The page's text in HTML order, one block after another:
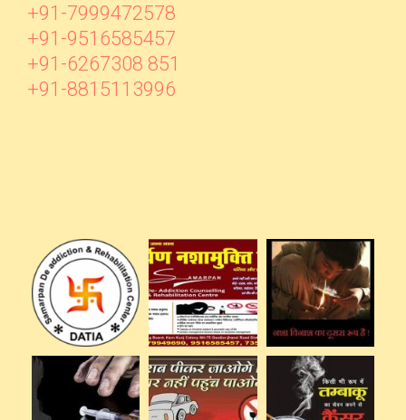
+91-7999472578
+91-9516585457
+91-6267308 851
+91-8815113996